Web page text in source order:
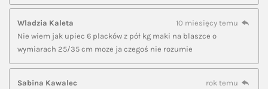
Wladzia Kaleta
10 miesięcy temu
Nie wiem jak upiec 6 placków z pół kg maki na blaszce o
wymiarach 25/35 cm moze ja czegoś nie rozumie
Sabina Kawalec
rok temu